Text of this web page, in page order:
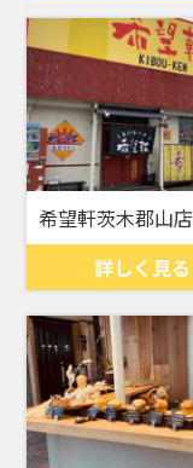
希望軒茨木郡山店
詳しく見る